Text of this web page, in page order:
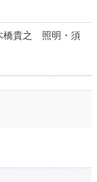
橋貴之 照明・須